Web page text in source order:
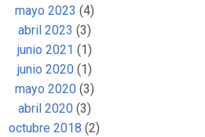
mayo 2023 (4)
abril 2023 (3)
junio 2021 (1)
junio 2020(1)
mayo 2020(3)
abril 2020(3)
octubre 2018 (2)